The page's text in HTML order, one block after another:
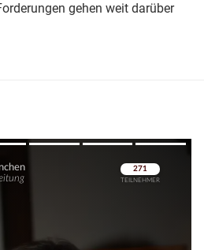
gehen weit darüber
Überspringen